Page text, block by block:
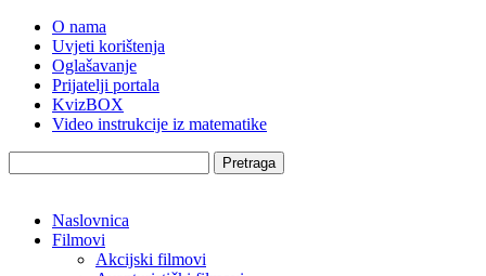
O nama
Uvjeti korištenja
Oglašavanje
Prijatelji portala
KvizBOX
Video instrukcije iz matematike
Pretraga
Naslovnica
Filmovi
Akcijski filmovi